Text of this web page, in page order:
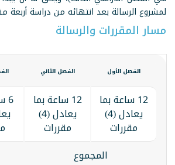
لمشروع الرسالة بعد انتهائه من دراسة أربعة
مسار المقررات والرسالة
الفصل الأول الفصل الثاني
12 ساعة بما
يعادل (4)
مقررات
12 ساعة بما
يعادل (4)
مقررات
المجموع